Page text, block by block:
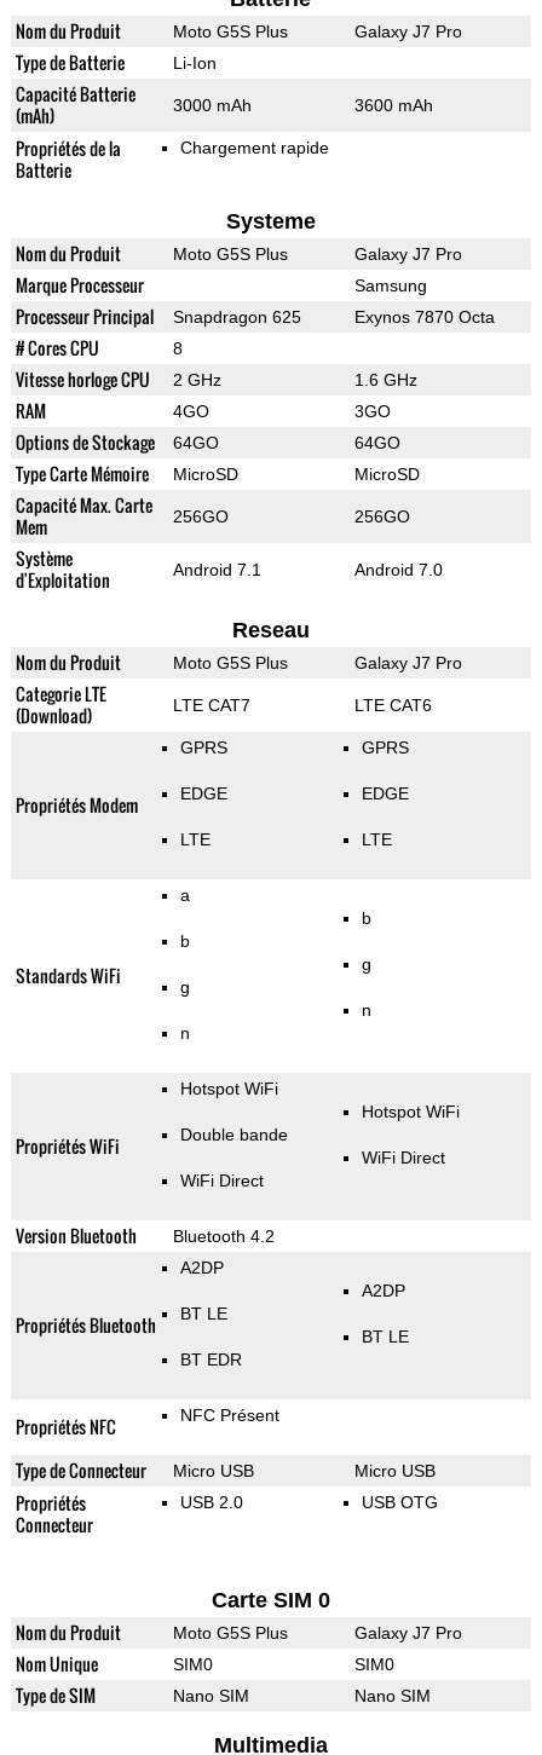
Nom du Produit Moto G5S Plus Galaxy J7 Pro
Type de Batterie Li-Ion
Capacité Batterie
(mAh)
3000 mAh 3600 mAh
Propriétés de la
Batterie
Chargement rapide
Systeme
Nom du Produit Moto G5S Plus Galaxy J7 Pro
Marque Processeur Samsung
Processeur Principal Snapdragon 625 Exynos 7870 Octa
# Cores CPU 8
Vitesse horloge CPU 2 GHz 1.6 GHz
RAM 4GO 3GO
Options de Stockage 64GO 64GO
Type Carte Mémoire MicroSD MicroSD
Capacité Max. Carte
Mem
256GO 256GO
Système
d'Exploitation
Android 7.1 Android 7.0
Reseau
Nom du Produit Moto G5S Plus Galaxy J7 Pro
Categorie LTE
(Download)
LTE CAT7 LTE CAT6
Propriétés Modem
GPRS
EDGE
LTE
GPRS
EDGE
LTE
Standards WiFi
a
b
g
n
b
g
n
Propriétés WiFi
Hotspot WiFi
Double bande
WiFi Direct
Hotspot WiFi
WiFi Direct
Version Bluetooth Bluetooth 4.2
Propriétés Bluetooth
A2DP
BT LE
BT EDR
A2DP
BT LE
Propriétés NFC NFC Présent
Type de Connecteur Micro USB Micro USB
Propriétés
Connecteur
USB 2.0 USB OTG
Carte SIM 0
Nom du Produit Moto G5S Plus Galaxy J7 Pro
Nom Unique SIM0 SIM0
Type de SIM Nano SIM Nano SIM
Multimedia